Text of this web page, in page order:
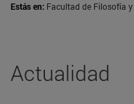
Estás en: Facultad de Filosofía
Actualidad